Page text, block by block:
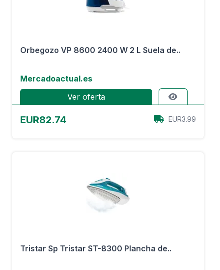
Orbegozo VP 8600 2400 W 2 L Suela de..
Mercadoactual.es
Ver oferta
EUR82.74 EUR3.99
Tristar Sp Tristar ST-8300 Plancha de..